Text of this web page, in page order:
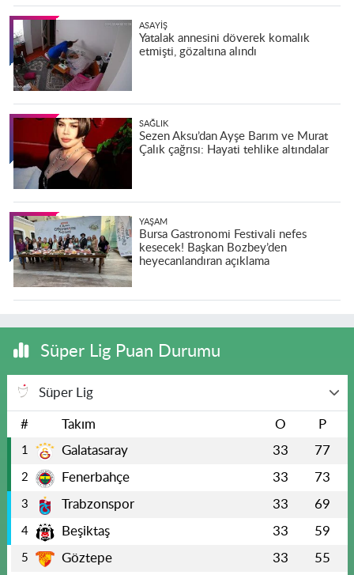
ASAYIŞ
Yatalak annesini döverek komalık
etmişti, gözaltına alındı
SAĞLIK
Sezen Aksu’dan Ayşe Barım ve Murat
Çalık çağrısı: Hayati tehlike altındalar
YAŞAM
Bursa Gastronomi Festivali nefes
kesecek! Başkan Bozbey’den
heyecanlandıran açıklama
Süper Lig Puan Durumu
Süper Lig
# Takım O P
1 Galatasaray 33 77
2 Fenerbahçe 33 73
3 Trabzonspor 33 69
4 Beşiktaş 33 59
5 Göztepe 33 55